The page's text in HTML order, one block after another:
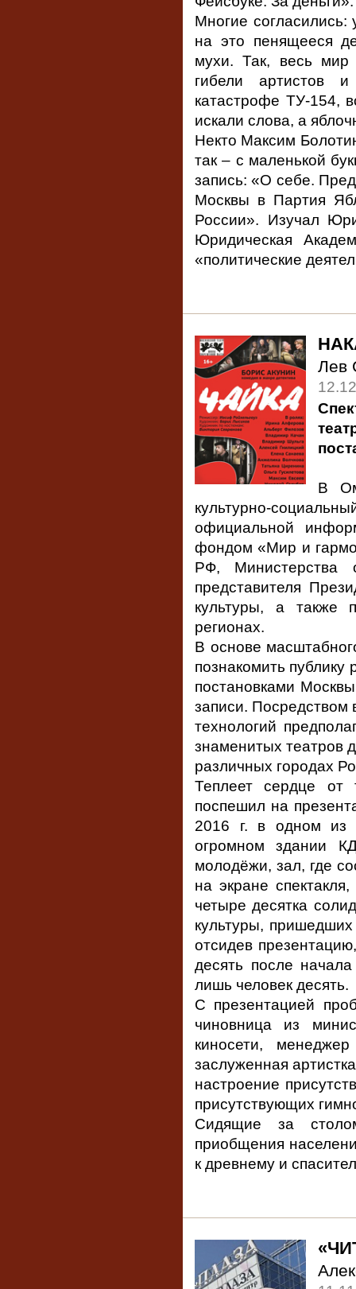
Многие
на это пенящееся
мухи. Так, весь мир
гибели артистов
катастрофе ТУ-154,
искали слова, а
Некто Максим
так – с маленькой
запись: «О себе.
Москвы в Партия
России». Изучал
Юридическая
«политические
Лев
В
культурно-
официальной
фондом «Мир и
РФ, Министерства
представителя
культуры, а также
регионах.
В основе
познакомить
постановками
записи. Посредством
технологий
знаменитых театров
различных городах
Теплеет сердце от
поспешил на
2016 г. в одном из
огромном здании
молодёжи, зал, где
на экране
четыре десятка
культуры,
отсидев
десять после
лишь человек десять.
С презентацией
чиновница из
киносети,
заслуженная
настроение
присутствующих
Сидящие за
приобщения
к древнему и